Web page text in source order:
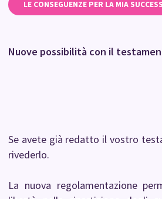
LE CONSEGUENZE PER LA MIA
Nuove possibilità con il
Se avete già redatto il vostro
rivederlo.
La nuova regolamentazione